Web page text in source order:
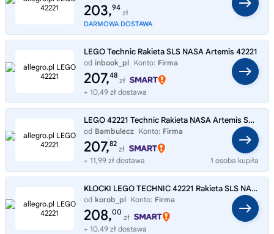
203,94
zł
DARMOWA DOSTAWA
LEGO Technic Rakieta SLS NASA Artemis 42221
od inbook_pl Konto: Firma
207,48
zł
+ 10,49 zł dostawa
LEGO 42221 Technic Rakieta NASA Artemis Space Launch System
od Bambulecz Konto: Firma
207,82
zł
+ 11,99 zł dostawa
1 osoba kupiła
KLOCKI LEGO TECHNIC 42221 Rakieta SLS NASA Artemis, zestaw dla dzieci +9
od korob_pl Konto: Firma
208,00
zł
+ 10,49 zł dostawa